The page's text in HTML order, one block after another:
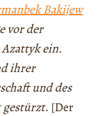
Bakijew
vor der
ein.
ihrer
und des
[Der